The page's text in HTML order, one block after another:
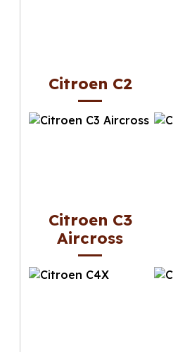
Citroen C2
Citroen C3
Aircross